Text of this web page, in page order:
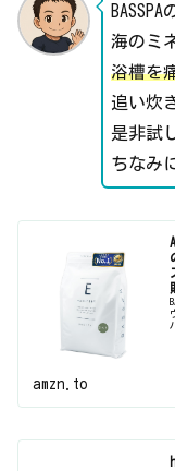
海のミ
浴槽を
追い炊
是非試
ちなみ
amzn.to